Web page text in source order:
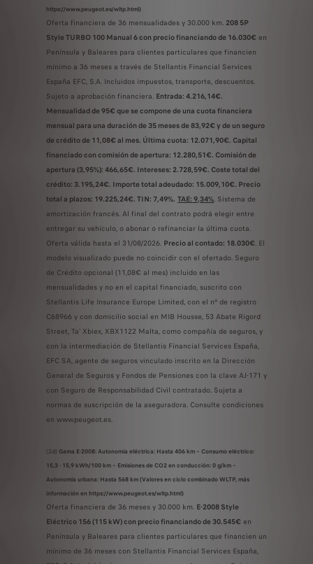
https://www.peugeot.es/wltp.html)
Oferta financiera de 36 mensualidades y 30.000 km. 208 5P
Style TURBO 100 Manual 6 con precio financiando de 16.030€ en
Península y Baleares para clientes particulares que financien
mínimo a 36 meses a través de Stellantis Financial Services
España EFC, S.A. Incluidos impuestos, transporte, descuentos.
Sujeto a aprobación financiera. Entrada: 4.216,14€.
Mensualidad de 95€ que se compone de una cuota financiera
mensual para una duración de 35 meses de 83,92€ y de un seguro
de crédito de 11,08€ al mes. Última cuota: 12.071,90€. Capital
financiado con comisión de apertura: 12.280,51€. Comisión de
apertura (3,95%): 466,65€. Intereses: 2.728,59€. Coste total del
crédito: 3.195,24€. Importe total adeudado: 15.009,10€. Precio
total a plazos: 19.225,24€. TIN: 7,49%. TAE: 9,34%. Sistema de
amortización francés. Al final del contrato podrá elegir entre
entregar su vehículo, o abonar o refinanciar la última cuota.
Oferta válida hasta el 31/08/2026. Precio al contado: 18.030€. El
modelo visualizado puede no coincidir con el ofertado. Seguro
de Crédito opcional (11,08€ al mes) incluido en las
mensualidades y no en el capital financiado, suscrito con
Stellantis Life Insurance Europe Limited, con el nº de registro
C68966 y con domicilio social en MIB Housse, 53 Abate Rigord
Street, Ta’ Xbiex, XBX1122 Malta, como compañía de seguros, y
con la intermediación de Stellantis Financial Services España,
EFC SA, agente de seguros vinculado inscrito en la Dirección
General de Seguros y Fondos de Pensiones con la clave AJ-171 y
con Seguro de Responsabilidad Civil contratado. Sujeta a
normas de suscripción de la aseguradora. Consulte condiciones
en www.peugeot.es.
(2d) Gama E-2008: Autonomía eléctrica: Hasta 406 km – Consumo eléctrico:
15,3 - 15,9 kWh/100 km – Emisiones de CO2 en conducción: 0 g/km –
Autonomía urbana: Hasta 568 km (Valores en ciclo combinado WLTP, más
información en https://www.peugeot.es/wltp.html)
Oferta financiera de 36 meses y 30.000 km. E-2008 Style
Eléctrico 156 (115 kW) con precio financiando de 30.545€ en
Península y Baleares para clientes particulares que financien un
mínimo de 36 meses con Stellantis Financial Services España,